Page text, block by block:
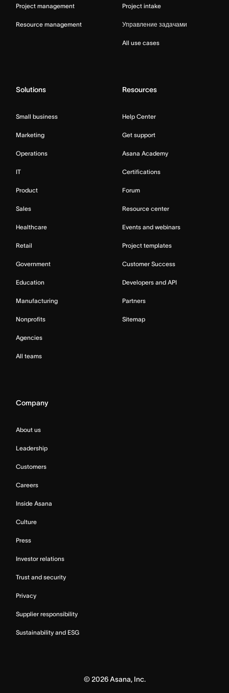
Project management
Resource management
Project intake
Управление задачами
All use cases
Solutions
Small business
Marketing
Operations
IT
Product
Sales
Healthcare
Retail
Government
Education
Manufacturing
Nonprofits
Agencies
All teams
Resources
Help Center
Get support
Asana Academy
Certifications
Forum
Resource center
Events and webinars
Project templates
Customer Success
Developers and API
Partners
Sitemap
Company
About us
Leadership
Customers
Careers
Inside Asana
Culture
Press
Investor relations
Trust and security
Privacy
Supplier responsibility
Sustainability and ESG
© 2026Asana, Inc.